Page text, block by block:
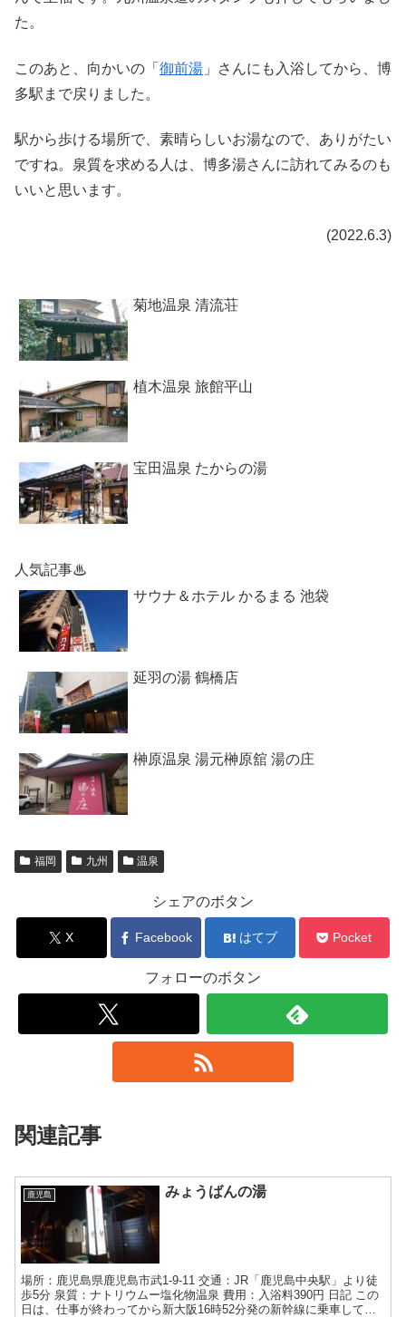
た。
このあと、向かいの「 御前湯 」さんにも入浴してから、博
多駅まで戻りました。
駅から歩ける場所で、素晴らしいお湯なので、ありがたい
ですね。泉質を求める人は、博多湯さんに訪れてみるのも
いいと思います。
(2022.6.3)
菊地温泉 清流荘
植木温泉 旅館平山
宝田温泉 たからの湯
人気記事♨
サウナ＆ホテル かるまる 池袋
延羽の湯 鶴橋店
榊原温泉 湯元榊原舘 湯の庄
福岡 九州 温泉
シェアのボタン
X Facebook はてブ Pocket
フォローのボタン
関連記事
鹿児島 みょうばんの湯
場所：鹿児島県鹿児島市武1-9-11 交通：JR「鹿児島中央駅」より徒
歩5分 泉質：ナトリウムー塩化物温泉 費用：入浴料390円 日記 この
日は、仕事が終わってから新大阪16時52分発の新幹線に乗車して、